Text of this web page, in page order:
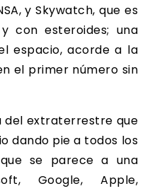
y Skywatch, que es
con esteroides; una
espacio, acorde a la
el primer número sin
del extraterrestre que
dando pie a todos los
se parece a una
Google, Apple,